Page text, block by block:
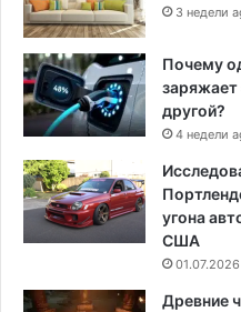
3 недели
Почему
другой?
4 недели
угона
США
01.07.2026
Древние